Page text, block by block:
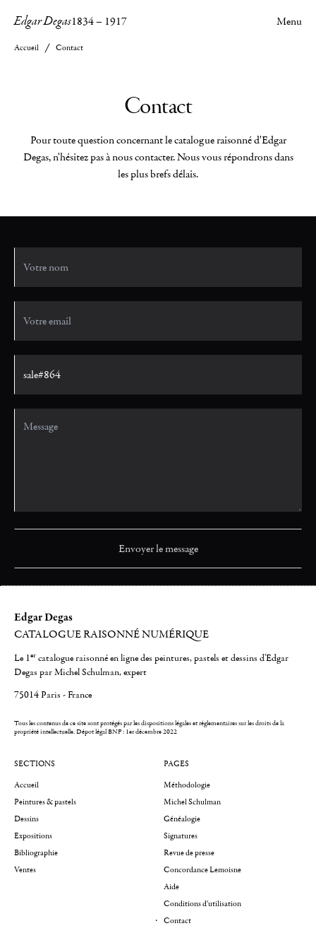
Edgar Degas1834– 1917 Menu
Accueil Contact
Contact
Pour toute question concernant le catalogue raisonné d'Edgar
Degas, n'hésitez pas à nous contacter. Nous vous répondrons dans
les plus brefs délais.
Edgar Degas
CATALOGUE RAISONNÉ NUMÉRIQUE
Le 1er catalogue raisonné en ligne des peintures, pastels et dessins d'Edgar
Degas par Michel Schulman, expert
75014 Paris - France
Tous les contenus de ce site sont protégés par les dispositions légales et réglementaires sur les droits de la
propriété intellectuelle.Dépot légal BNF : 1er décembre 2022
SECTIONS
Accueil
Peintures & pastels
Dessins
Expositions
Bibliographie
Ventes
PAGES
Méthodologie
Michel Schulman
Généalogie
Signatures
Revue de presse
Concordance Lemoisne
Aide
Conditions d'utilisation
Contact